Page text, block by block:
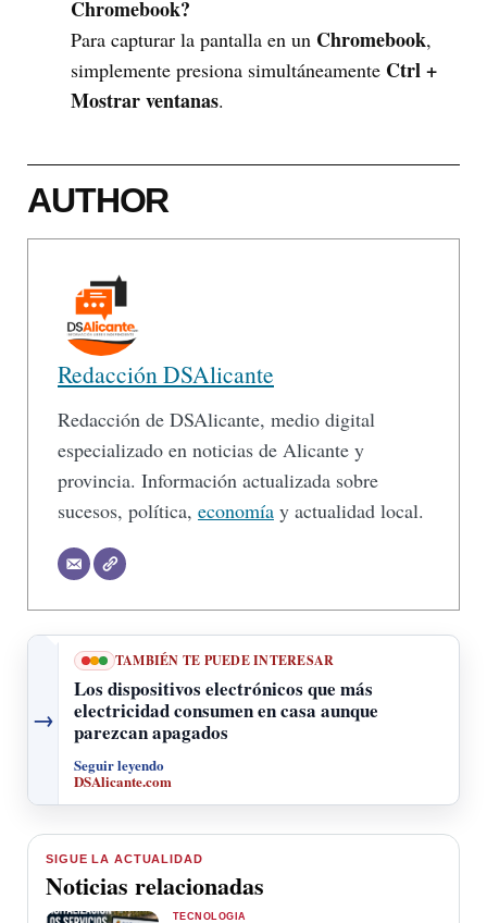
Chromebook?
Para capturar la pantalla en un Chromebook,
simplemente presiona simultáneamente Ctrl +
Mostrar ventanas.
AUTHOR
Redacción DSAlicante
Redacción de DSAlicante, medio digital
especializado en noticias de Alicante y
provincia. Información actualizada sobre
sucesos, política, economía y actualidad local.
→
TAMBIÉN TE PUEDE INTERESAR
Los dispositivos electrónicos que más
electricidad consumen en casa aunque
parezcan apagados
Seguir leyendo
DSAlicante.com
SIGUE LA ACTUALIDAD
Noticias relacionadas
TECNOLOGÍA